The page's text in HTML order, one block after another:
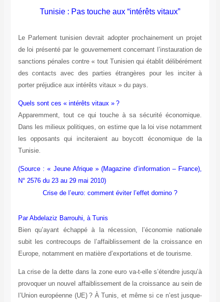
Tunisie : Pas touche aux “intérêts vitaux”
Le Parlement tunisien devrait adopter prochainement un projet
de loi présenté par le gouvernement concernant l’instauration de
sanctions pénales contre « tout Tunisien qui établit délibérément
des contacts avec des parties étrangères pour les inciter à
porter préjudice aux intérêts vitaux » du pays.
Quels sont ces « intérêts vitaux » ?
Apparemment, tout ce qui touche à sa sécurité économique.
Dans les milieux politiques, on estime que la loi vise notamment
les opposants qui inciteraient au boycott économique de la
Tunisie.
(Source : « Jeune Afrique » (Magazine d’information – France),
N° 2576 du 23 au 29 mai 2010)
Crise de l’euro: comment éviter l’effet domino ?
Par Abdelaziz Barrouhi, à Tunis
Bien qu’ayant échappé à la récession, l’économie nationale
subit les contrecoups de l’affaiblissement de la croissance en
Europe, notamment en matière d’exportations et de tourisme.
La crise de la dette dans la zone euro va-t-elle s’étendre jusqu’à
provoquer un nouvel affaiblissement de la croissance au sein de
l’Union européenne (UE) ? À Tunis, et même si ce n’est jusque-